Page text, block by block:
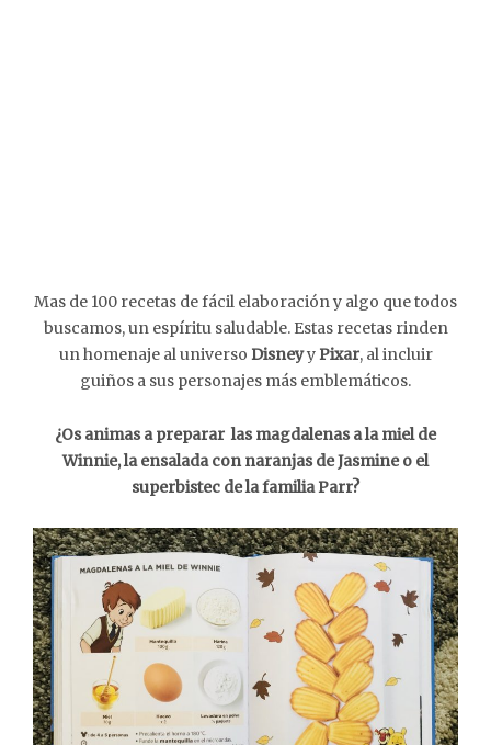
Mas de 100 recetas de fácil elaboración y algo que todos
buscamos, un espíritu saludable. Estas recetas rinden
un homenaje al universo DisneyyPixar, al incluir
guiños a sus personajes más emblemáticos.
¿Os animas a preparar las magdalenas a la miel de
Winnie, la ensalada con naranjas de Jasmine o el
superbistec de la familia Parr?